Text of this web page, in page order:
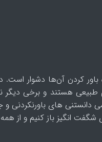
کردن آن‌ها دشوار است.
طبیعی هستند و برخی
دانستنی های
انگیز باز کنیم و از